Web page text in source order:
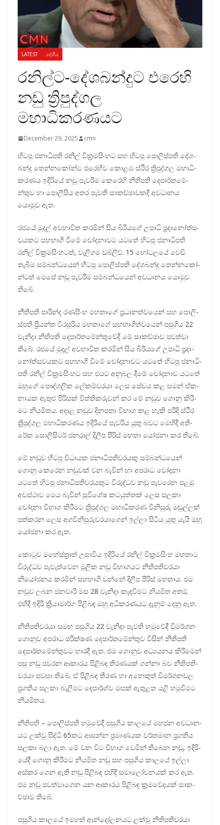
LATEST දේශීය
රනිල්ට-දේශබන්දුට එරෙහි
නඩු ත්‍රිපුද්ගල
මහාධිකරණයට
December 29, 2025 cmn
හිටපු ජනා­ධි­පති රනිල් වික්‍ර­ම­සිං­හට සහ හිටපු පොලි­ස්පති දේශ­
බන්දු තෙන්න­කෝන්ට එරෙ­හිව කොළඹ ස්ථිර ත්‍රිපු­ද්ගල මහා­ධි­
ක­ර­ණය ඉදි­රියේ නඩු පැව­රීම කෙරෙහි නීති­පති දෙපා­ර්ත­මේ­
න්තුව හා පොලී­සිය අතර පැවති සාක­ච්ඡා­ව­කදී අව­ධා­නය
යොමුව ඇත.
රජයේ මුදල් අව­භා­විත කර­මින් සිය බිරි­යගේ උපාධි ප්‍රදා­නෝ­ත්ස­
ව­ය­කට සහ­භාගි වීමේ චෝද­නා­වට යටතේ හිටපු ජනා­ධි­පති
රනිල් වික්‍ර­ම­සිං­හ­ටත්, වැලි­ගම ඩබ්ලිව්. 15 හෝට­ලයේ වෙඩි
තැබීම සම්බ­න්ධ­යෙන් හිටපු පොලි­ස්පති දේශ­බන්දු තෙන්න­කෝ­
න්ටත් මෙසේ නඩු පැව­රීම සම්බ­න්ධ­යෙන් අව­ධා­නය යොමුව
තිබේ.
නීති­පති පාරින්ද රණ­සිංහ මහ­තාගේ ප්‍රධා­න­ත්ව­යෙන් සහ පොලි­
ස්පති ප්‍රියන්ත වීර­සූ­රිය මහ­තාගේ සහ­භා­ගි­ත්ව­යෙන් පසු­ගිය 22
වැනිදා නීති­පති දෙපා­ර්ත­මේ­න්තු­වේදී මේ සාක­ච්ඡාව පවත්වා
තිබේ. රජයේ මුදල් අව­භා­විත කර­මින් සිය බිරි­යගේ උපාධි ප්‍රදා­
නෝ­ත්ස­ව­ය­කට සහ­භාගි වීමේ චෝද­නා­වට යටතේ හිටපු ජනා­ධි­
පති රනිල් වික්‍ර­ම­සිං­හට සහ එයට අනු­බල දීමේ චෝද­නාව යටතේ
ඔහුගේ පෞද්ග­ලික ලේක­ම්ව­රයා ලෙස සේවය කළ සමන් ඒක­
නා­යක ඇතුළු පිරි­සක් විත්ති­ක­රු­වන් කර මේ නඩුව ගොනු කිරී­
මට නිය­මි­තය. අදාළ නඩුව දින­පතා විභාග කළ හැකි පරිදි ස්ථිර
ත්‍රිපු­ද්ගල මහා­ධි­ක­ර­ණය ඉදි­රියේ පැව­රිය යුතු බවට මෙහිදී අති­
රේක සොලි­සි­ටර් ජන­රාල් දිලීප පීරිස් මහතා යෝජනා කර තිබේ.
මේ නඩුව හිටපු විධා­යක ජනා­ධි­ප­ති­ව­ර­යකු සම්බ­න්ධ­යෙන්
ගොනු කෙරෙන නඩු­වක් වන බැවින් හා අප­රාධ චෝදනා
යටතේ හිටපු ජනා­ධි­ප­ති­ව­ර­ය­කුට විරු­ද්ධව නඩු පැව­රෙන පළමු
අව­ස්ථාව මෙය බැවින් සුවි­ශේෂ කට­යු­ත්තක් ලෙස සලකා
චෝදනා විභාග කිරී­මට ත්‍රිපු­ද්ගල මහා­ධි­ක­රණ විනි­සුරු මඬු­ල්ලක්
පත්ක­රන ලෙස අග­වි­නි­සු­රු­ව­ර­යා­ගෙන් ඉල්ලා සිටිය යුතු යැයි ඔහු
යෝජනා කර ඇත.
කොටුව මහේ­ස්ත්‍රාත් උසා­විය ඉදි­රියේ රනිල් වික්‍ර­ම­සිංහ මහ­තාට
විරු­ද්ධව පැවැ­ත්වෙන මූලික නඩු විභා­ග­යට නීති­ප­ති­ව­රයා
නියෝ­ජ­නය කර­මින් සහ­භාගි වන්නේ දිලීප පීරිස් මහ­තාය. එම
නඩුව ලබන ජන­වාරි මස 28 වැනිදා කැඳ­වී­මට නිය­මිත අතර,
එහිදී ඉදිරි ක්‍රියා­මාර්ග පිළි­බඳ ඔහු අධි­ක­ර­ණ­යට දැනුම් දෙනු ඇත.
නීති­ප­ති­ව­රයා සමඟ පසු­ගිය 22 වැනිදා පැවති හමු­වේදී විම­ර්ශන
ගොනුව අප­රාධ පරී­ක්ෂණ දෙපා­ර්ත­මේ­න්තුව විසින් නීති­පති
දෙපා­ර්ත­මේ­න්තු­වට භාරදී ඇත. එම ‌‌ගොනුව අධ්‍ය­ය­නය කිරී­මෙන්
පසු නඩු පව­රන ආකා­රය පිළි­බඳ තීර­ණ­යක් ගන්නා බව නීති­ප­ති­
ව­රයා පවසා තිබේ. ඒ පිළි­බඳ තීරණ හා අනෙ­කුත් විම­ර්ශ­න­වල
ප්‍රග­තිය සලකා බැලී­මට දෙපාර්ශ්ව මසක් ඇතු­ළත යළි හමු­වී­මට
නිය­මි­තය.
නීති­පති – පොලි­ස්පති හමු­වේදී පසු­ගිය කාලයේ මහ­ජන අව­ධා­න­
යට ලක්වූ සිද්ධි 65කට ආසන්න ප්‍රමා­ණ­යක වර්ත­මාන ප්‍රග­තිය
සලකා බලා ඇත. මේ වන විට විභාග වෙමින් තිබෙන නඩු, ඉදි­රි­
යේදී ගොනු කිරී­මට නිය­මිත නඩු සහ පසු­ගිය කාලයේ ඉල්ලා
අස්කර ගෙන ඇති නඩු පිළි­බඳ එහිදී සමා­ලෝ­ච­න­යක් කර ඇත.
එම නඩු පව­ත්වා­ගෙන යන ආකා­රය පිළි­බඳ ක්‍රම­වේ­ද­යක් සාක­
ච්ඡාව තිබේ.
පසු­ගිය කාලයේ ඉම­හත් ආන්දෝ­ල­න­යට ලක්වූ නීති­ප­ති­ව­රයා